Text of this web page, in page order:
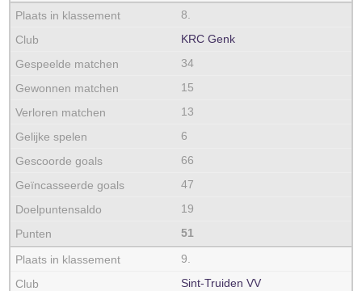
8.
KRC Genk
34
15
13
6
66
47
19
51
9.
Sint-Truiden VV